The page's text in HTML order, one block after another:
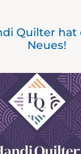
Quilter hat
Neues!